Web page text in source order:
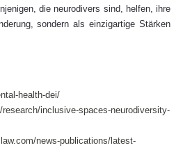
die neurodivers sind, helfen, ihre
sondern als einzigartige Stärken
health-dei/
inclusive-spaces-neurodiversity-
news-publications/latest-